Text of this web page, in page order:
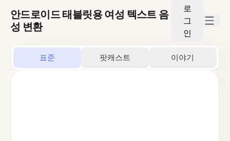
안드로이드 태블릿용 여성 텍스트 음
성 변환
로
그
인
표준 팟캐스트 이야기